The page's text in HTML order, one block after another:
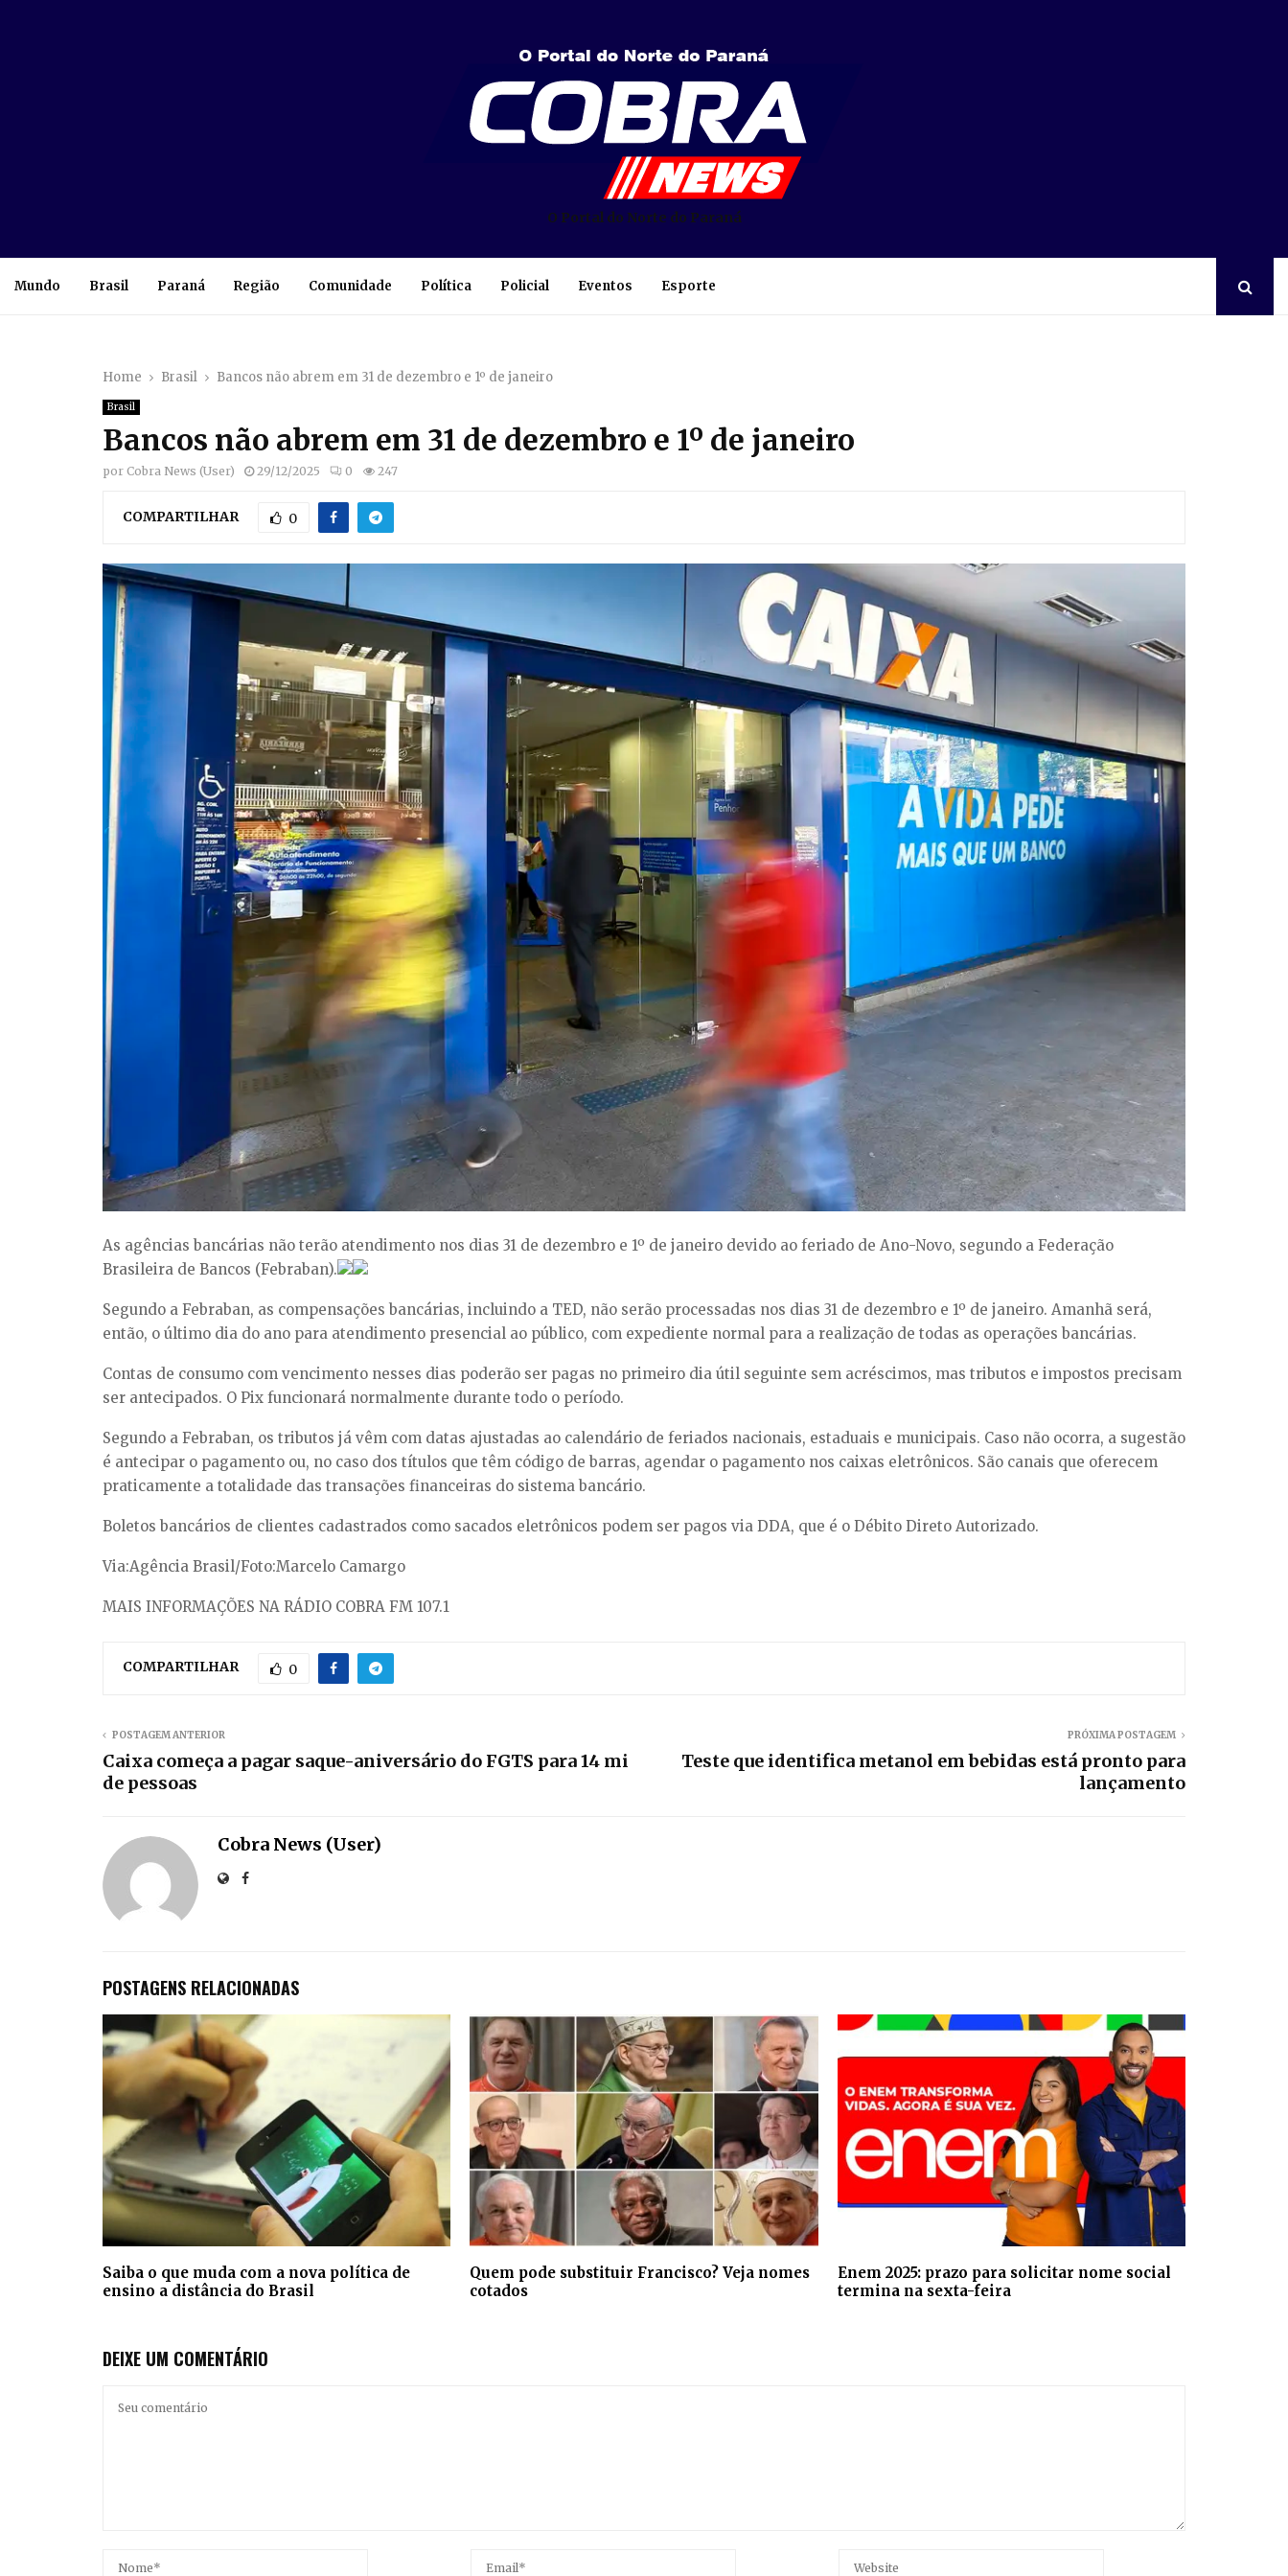
O Portal do Norte do Paraná
Mundo Brasil Paraná Região Comunidade Política Policial Eventos Esporte
Home Brasil Bancos não abrem em 31 de dezembro e 1º de janeiro
Brasil
Bancos não abrem em 31 de dezembro e 1º de janeiro
por Cobra News (User) 29/12/2025 0 247
COMPARTILHAR 0
As agências bancárias não terão atendimento nos dias 31 de dezembro e 1º de janeiro devido ao feriado de Ano-Novo, segundo a Federação
Brasileira de Bancos (Febraban).
Segundo a Febraban, as compensações bancárias, incluindo a TED, não serão processadas nos dias 31 de dezembro e 1º de janeiro. Amanhã será,
então, o último dia do ano para atendimento presencial ao público, com expediente normal para a realização de todas as operações bancárias.
Contas de consumo com vencimento nesses dias poderão ser pagas no primeiro dia útil seguinte sem acréscimos, mas tributos e impostos precisam
ser antecipados. O Pix funcionará normalmente durante todo o período.
Segundo a Febraban, os tributos já vêm com datas ajustadas ao calendário de feriados nacionais, estaduais e municipais. Caso não ocorra, a sugestão
é antecipar o pagamento ou, no caso dos títulos que têm código de barras, agendar o pagamento nos caixas eletrônicos. São canais que oferecem
praticamente a totalidade das transações financeiras do sistema bancário.
Boletos bancários de clientes cadastrados como sacados eletrônicos podem ser pagos via DDA, que é o Débito Direto Autorizado.
Via:Agência Brasil/Foto:Marcelo Camargo
MAIS INFORMAÇÕES NA RÁDIO COBRA FM 107.1
COMPARTILHAR 0
POSTAGEM ANTERIOR
Caixa começa a pagar saque-aniversário do FGTS para 14 mi
de pessoas
PRÓXIMA POSTAGEM
Teste que identifica metanol em bebidas está pronto para
lançamento
Cobra News (User)
POSTAGENS RELACIONADAS
Saiba o que muda com a nova política de
ensino a distância do Brasil
Quem pode substituir Francisco? Veja nomes
cotados
Enem 2025: prazo para solicitar nome social
termina na sexta-feira
DEIXE UM COMENTÁRIO